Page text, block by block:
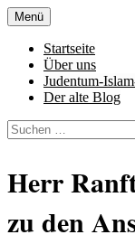
Zum
Inhalt
springen
Al-
von allem
Menü
Startseite
Über uns
Judentum-
Der alte Blog
Suchen
nach:
Herr
zu den